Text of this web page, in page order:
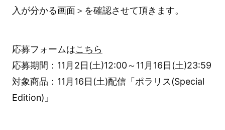
入が分かる画面＞を確認させて頂きます。
応募フォームはこちら
応募期間：11月2日(土)12:00～11月16日(土)23:59
対象商品：11月16日(土)配信「ポラリス(Special
Edition)」